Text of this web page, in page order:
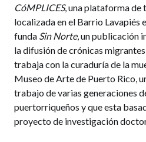
CóMPLICES, una plataforma
localizada en el Barrio Lavapiés
funda Sin Norte, un publicación
la difusión de crónicas
trabaja con la curaduría de la
Museo de Arte de Puerto Rico,
trabajo de varias generaciones
puertorriqueños y que esta
proyecto de investigación